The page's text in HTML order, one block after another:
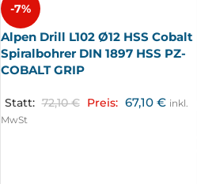
-7%
Alpen Drill L102 Ø12 HSS Cobalt
Spiralbohrer DIN 1897 HSS PZ-
COBALT GRIP
Statt: 72,10€ Preis: 67,10 € inkl.
MwSt